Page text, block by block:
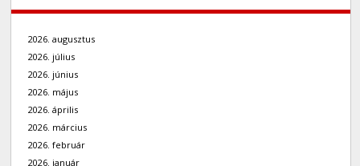
2026. augusztus
2026. július
2026. június
2026. május
2026. április
2026. március
2026. február
2026. január